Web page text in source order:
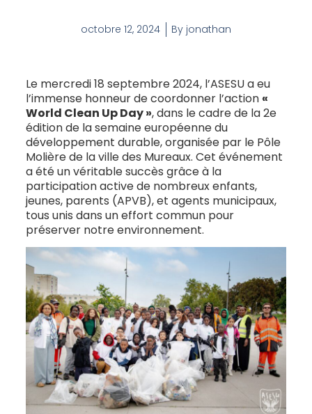
octobre 12, 2024 By jonathan
Le mercredi 18 septembre 2024, l’ASESU a eu
l’immense honneur de coordonner l’action «
World Clean Up Day », dans le cadre de la 2e
édition de la semaine européenne du
développement durable, organisée par le Pôle
Molière de la ville des Mureaux. Cet événement
a été un véritable succès grâce à la
participation active de nombreux enfants,
jeunes, parents (APVB), et agents municipaux,
tous unis dans un effort commun pour
préserver notre environnement.